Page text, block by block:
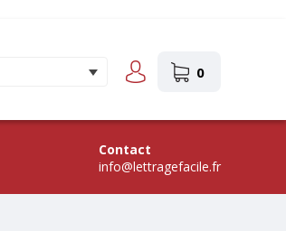
0
Contact
info@lettragefacile.fr